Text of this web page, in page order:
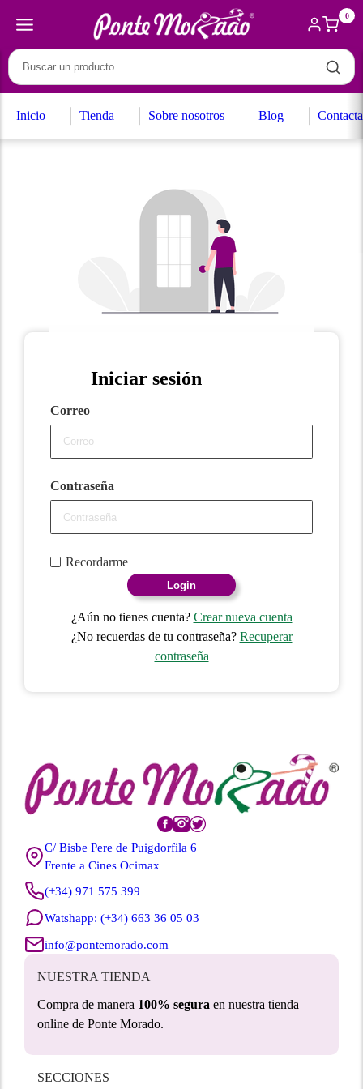
0
Inicio Tienda Sobre nosotros Blog
Iniciar sesión
Correo
Contraseña
Recordarme
Login
¿Aún no tienes cuenta? Crear nueva cuenta
¿No recuerdas de tu contraseña? Recuperar
contraseña
C/ Bisbe Pere de Puigdorfila 6
Frente a Cines Ocimax
(+34) 971 575 399
Watshapp: (+34) 663 36 05 03
info@pontemorado.com
NUESTRA TIENDA
Compra de manera 100% segura en nuestra tienda
online de Ponte Morado.
SECCIONES